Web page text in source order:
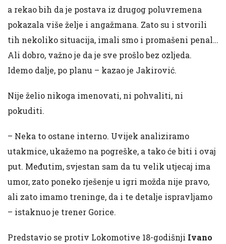
a rekao bih da je postava iz drugog poluvremena
pokazala više želje i angažmana. Zato su i stvorili
tih nekoliko situacija, imali smo i promašeni penal…
Ali dobro, važno je da je sve prošlo bez ozljeda.
Idemo dalje, po planu – kazao je Jakirović.
Nije želio nikoga imenovati, ni pohvaliti, ni
pokuditi.
– Neka to ostane interno. Uvijek analiziramo
utakmice, ukažemo na pogreške, a tako će biti i ovaj
put. Međutim, svjestan sam da tu velik utjecaj ima
umor, zato poneko rješenje u igri možda nije pravo,
ali zato imamo treninge, da i te detalje ispravljamo
– istaknuo je trener Gorice.
Predstavio se protiv Lokomotive 18-godišnji Ivano